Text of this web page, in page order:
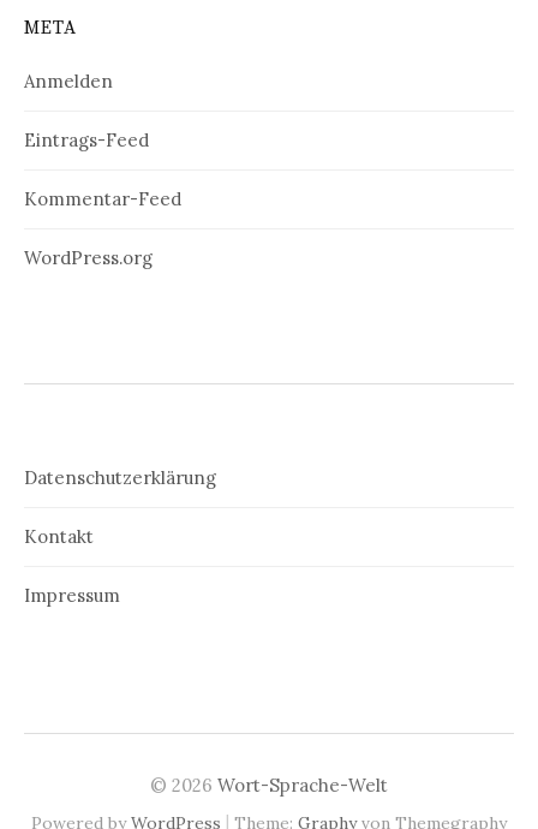
META
Anmelden
Eintrags-Feed
Kommentar-Feed
WordPress.org
Datenschutzerklärung
Kontakt
Impressum
© 2026 Wort-Sprache-Welt
Powered byWordPress | Theme: Graphyvon Themegraphy